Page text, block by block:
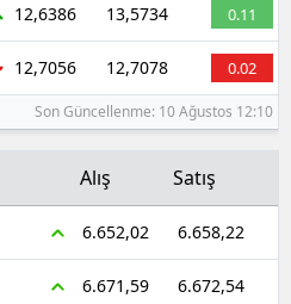
Niğde
Ordu
Rize
Sakarya
Siirt
12,6386 13,5734 0.11
12,7056 12,7078 0.02
Son Güncellenme: 10 Ağustos 12:10
Alış Satış
6.652,02 6.658,22
6.671,59 6.672,54